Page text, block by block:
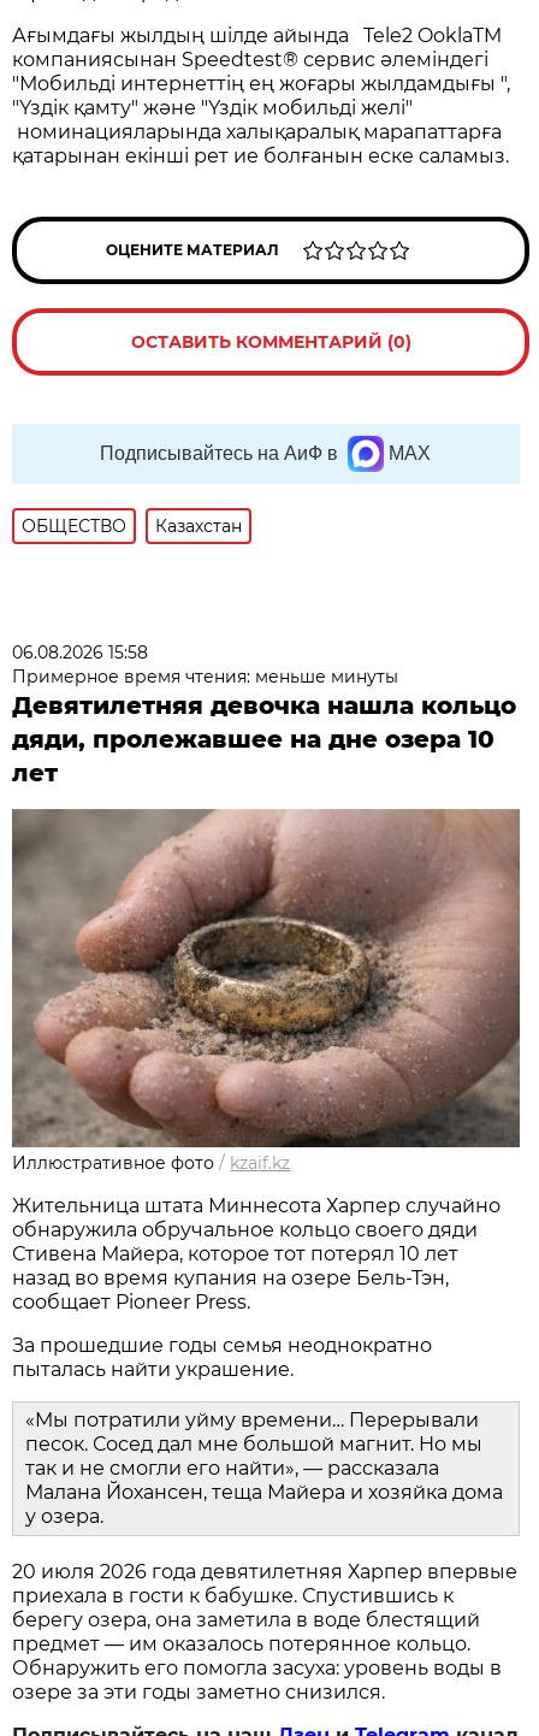
Ағымдағы жылдың шілде айында Tele2 OoklaTM
компаниясынан Speedtest® сервис әлеміндегі
"Мобильді интернеттің ең жоғары жылдамдығы ",
"Үздік қамту" және "Үздік мобильді желі"
номинацияларында халықаралық марапаттарға
қатарынан екінші рет ие болғанын еске саламыз.
ОЦЕНИТЕ МАТЕРИАЛ
ОСТАВИТЬ КОММЕНТАРИЙ (0)
Подписывайтесь на АиФ в MAX
ОБЩЕСТВО Казахстан
06.08.2026 15:58
Примерное время чтения: меньше минуты
Девятилетняя девочка нашла кольцо
дяди, пролежавшее на дне озера 10
лет
Иллюстративное фото / kzaif.kz
Жительница штата Миннесота Харпер случайно
обнаружила обручальное кольцо своего дяди
Стивена Майера, которое тот потерял 10 лет
назад во время купания на озере Бель-Тэн,
сообщает Pioneer Press.
За прошедшие годы семья неоднократно
пыталась найти украшение.
«Мы потратили уйму времени… Перерывали
песок. Сосед дал мне большой магнит. Но мы
так и не смогли его найти», — рассказала
Малана Йохансен, теща Майера и хозяйка дома
у озера.
20 июля 2026 года девятилетняя Харпер впервые
приехала в гости к бабушке. Спустившись к
берегу озера, она заметила в воде блестящий
предмет — им оказалось потерянное кольцо.
Обнаружить его помогла засуха: уровень воды в
озере за эти годы заметно снизился.